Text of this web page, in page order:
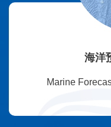
海洋
Marine